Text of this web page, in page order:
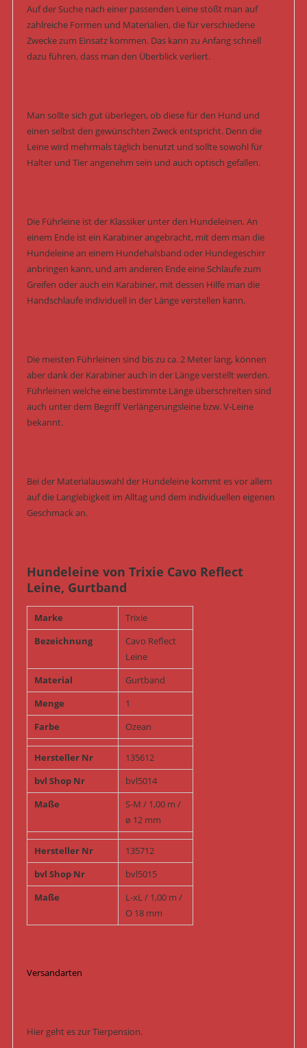
Auf der Suche nach einer passenden Leine stößt man auf
zahlreiche Formen und Materialien, die für verschiedene
Zwecke zum Einsatz kommen. Das kann zu Anfang schnell
dazu führen, dass man den Überblick verliert.
Man sollte sich gut überlegen, ob diese für den Hund und
einen selbst den gewünschten Zweck entspricht. Denn die
Leine wird mehrmals täglich benutzt und sollte sowohl für
Halter und Tier angenehm sein und auch optisch gefallen.
Die Führleine ist der Klassiker unter den Hundeleinen. An
einem Ende ist ein Karabiner angebracht, mit dem man die
Hundeleine an einem Hundehalsband oder Hundegeschirr
anbringen kann, und am anderen Ende eine Schlaufe zum
Greifen oder auch ein Karabiner, mit dessen Hilfe man die
Handschlaufe individuell in der Länge verstellen kann.
Die meisten Führleinen sind bis zu ca. 2 Meter lang, können
aber dank der Karabiner auch in der Länge verstellt werden.
Führleinen welche eine bestimmte Länge überschreiten sind
auch unter dem Begriff Verlängerungsleine bzw. V-Leine
bekannt.
Bei der Materialauswahl der Hundeleine kommt es vor allem
auf die Langlebigkeit im Alltag und dem individuellen eigenen
Geschmack an.
Hundeleine von Trixie Cavo Reflect
Leine, Gurtband
Marke
Trixie
Bezeichnung
Cavo Reflect
Leine
Material
Gurtband
Menge
1
Farbe
Ozean
Hersteller Nr
135612
bvl Shop Nr
bvl5014
Maße
S-M / 1,00 m /
ø 12 mm
Hersteller Nr
135712
bvl Shop Nr
bvl5015
Maße
L-xL / 1,00 m /
O 18 mm
Versandarten
Hier geht es zur Tierpension.